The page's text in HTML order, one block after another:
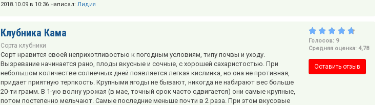
2018.10.09 в 10:36 написал: Лидия
Клубника Кама
Сорта клубники
Сорт нравится своей неприхотливостью к погодным условиям, типу почвы и уходу.
Вызревание начинается рано, плоды вкусные и сочные, с хорошей сахаристостью. При
небольшом количестве солнечных дней появляется легкая кислинка, но она не противная,
придает приятную терпкость. Крупными ягоды не бывают, никогда не набирают вес больше
20-ти грамм. В 1-ую волну урожая (в мае, точный срок часто сдвигается) они самые крупные,
потом постепенно мельчают. Самые последние меньше почти в 2 раза. При этом вкусовые
Голосов: 9
Средняя оценка: 4,78
Оставить отзыв